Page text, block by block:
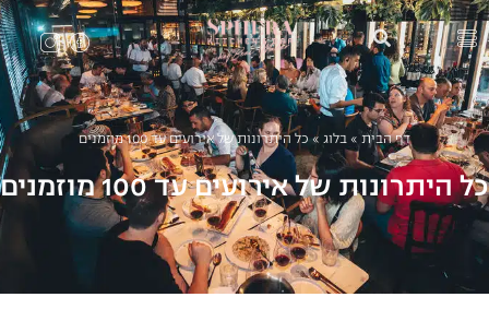
דף הבית »בלוג »כל היתרונות של אירועים עד 100 מוזמנים
כל היתרונות של אירועים עד 100 מוזמנים